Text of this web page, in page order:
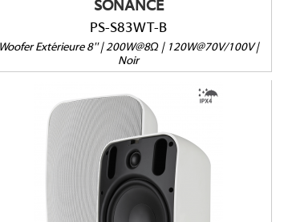
SONANCE
PS-S83WT-B
Woofer Extérieure 8'' | 200W@8Ω | 120W@70V/100V |
Noir
PS-S83T-W